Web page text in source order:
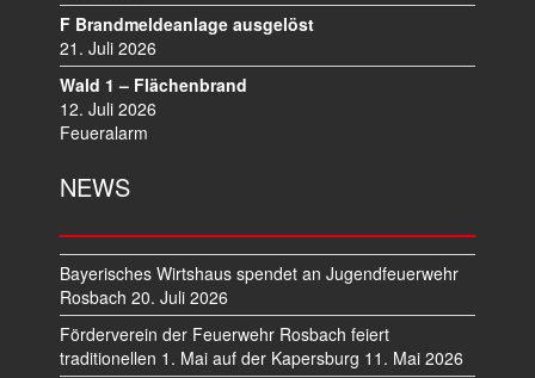
F Brandmeldeanlage ausgelöst
21. Juli 2026
Wald 1 – Flächenbrand
12. Juli 2026
Feueralarm
NEWS
Bayerisches Wirtshaus spendet an Jugendfeuerwehr
Rosbach 20. Juli 2026
Förderverein der Feuerwehr Rosbach feiert
traditionellen 1. Mai auf der Kapersburg 11. Mai 2026